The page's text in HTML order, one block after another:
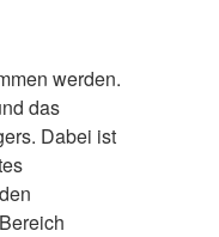
werden.
das
Dabei ist